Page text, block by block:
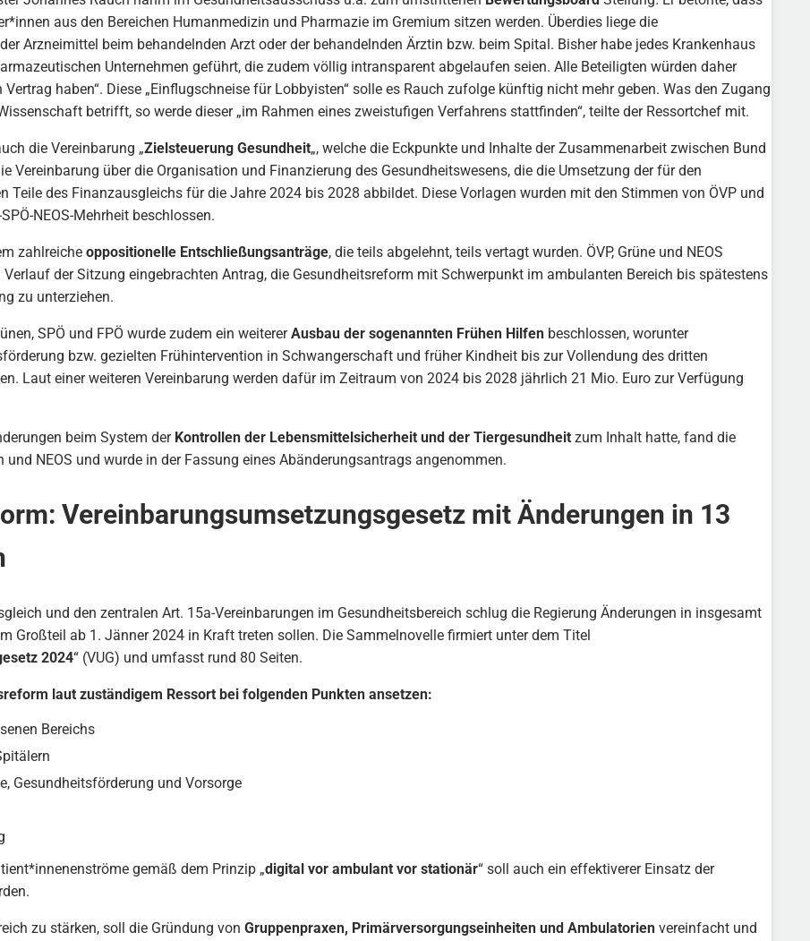
aus den Bereichen Humanmedizin und Pharmazie im Gremium sitzen werden. Überdies liege die
Arzneimittel beim behandelnden Arzt oder der behandelnden Ärztin bzw. beim Spital. Bisher habe jedes Krankenhaus
Unternehmen geführt, die zudem völlig intransparent abgelaufen seien. Alle Beteiligten würden daher
Vertrag haben“. Diese „Einflugschneise für Lobbyisten“ solle es Rauch zufolge künftig nicht mehr geben. Was den Zugang
betrifft, so werde dieser „im Rahmen eines zweistufigen Verfahrens stattfinden“, teilte der Ressortchef mit.
die Vereinbarung „Zielsteuerung Gesundheit„, welche die Eckpunkte und Inhalte der Zusammenarbeit zwischen Bund
Vereinbarung über die Organisation und Finanzierung des Gesundheitswesens, die die Umsetzung der für den
Teile des Finanzausgleichs für die Jahre 2024 bis 2028 abbildet. Diese Vorlagen wurden mit den Stimmen von ÖVP und
NEOS-Mehrheit beschlossen.
zahlreiche oppositionelle Entschließungsanträge, die teils abgelehnt, teils vertagt wurden. ÖVP, Grüne und NEOS
der Sitzung eingebrachten Antrag, die Gesundheitsreform mit Schwerpunkt im ambulanten Bereich bis spätestens
zu unterziehen.
SPÖ und FPÖ wurde zudem ein weitererAusbau der sogenannten Frühen Hilfenbeschlossen, worunter
bzw. gezielten Frühintervention in Schwangerschaft und früher Kindheit bis zur Vollendung des dritten
Laut einer weiteren Vereinbarung werden dafür im Zeitraum von 2024 bis 2028 jährlich 21 Mio. Euro zur Verfügung
beim System der Kontrollen der Lebensmittelsicherheit und der Tiergesundheitzum Inhalt hatte, fand die
und NEOS und wurde in der Fassung eines Abänderungsantrags angenommen.
Vereinbarungsumsetzungsgesetz mit Änderungen in 13
und den zentralen Art. 15a-Vereinbarungen im Gesundheitsbereich schlug die Regierung Änderungen in insgesamt
Großteil ab 1. Jänner 2024 in Kraft treten sollen. Die Sammelnovelle firmiert unter dem Titel
2024“ (VUG) und umfasst rund 80 Seiten.
laut zuständigem Ressort bei folgenden Punkten ansetzen:
Bereichs
Gesundheitsförderung und Vorsorge
gemäß dem Prinzip „digital vor ambulant vor stationär“ soll auch ein effektiverer Einsatz der
zu stärken, soll die Gründung von Gruppenpraxen, Primärversorgungseinheiten und Ambulatorienvereinfacht und